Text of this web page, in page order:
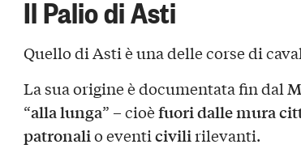
Il Palio di Asti
Quello di Asti è una delle corse di
La sua origine è documentata fin dal
“alla lunga” – cioèfuori dalle mura
patronalio eventicivilirilevanti.